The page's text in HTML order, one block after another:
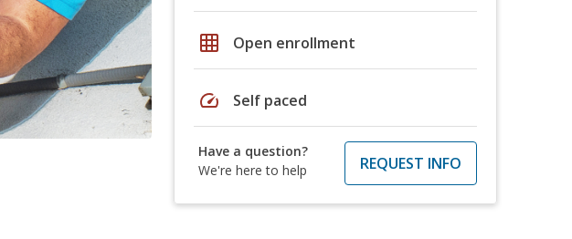
grid_on Open enrollment
speed Self paced
Have a question?
We're here to help
REQUEST INFO